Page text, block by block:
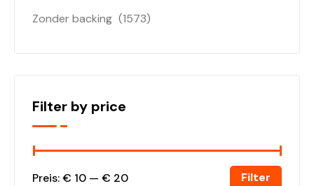
Zonder backing (1573)
Filter by price
Filter
Preis:€ 10 — € 20